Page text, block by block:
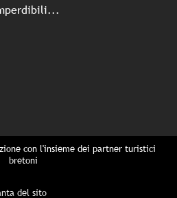
con l'insieme dei partner turistici
bretoni
del sito